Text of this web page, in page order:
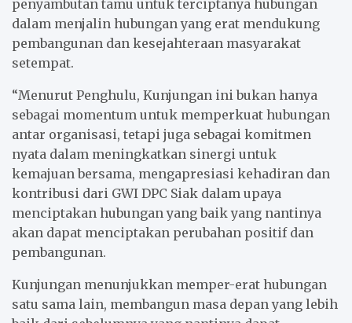
penyambutan tamu untuk terciptanya hubungan
dalam menjalin hubungan yang erat mendukung
pembangunan dan kesejahteraan masyarakat
setempat.
“Menurut Penghulu, Kunjungan ini bukan hanya
sebagai momentum untuk memperkuat hubungan
antar organisasi, tetapi juga sebagai komitmen
nyata dalam meningkatkan sinergi untuk
kemajuan bersama, mengapresiasi kehadiran dan
kontribusi dari GWI DPC Siak dalam upaya
menciptakan hubungan yang baik yang nantinya
akan dapat menciptakan perubahan positif dan
pembangunan.
Kunjungan menunjukkan memper-erat hubungan
satu sama lain, membangun masa depan yang lebih